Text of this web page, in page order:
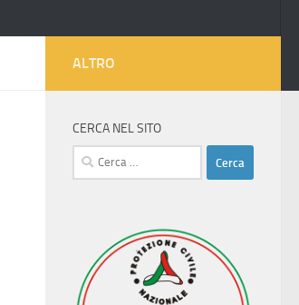
ALTRO
CERCA NEL SITO
Ricerca
per: